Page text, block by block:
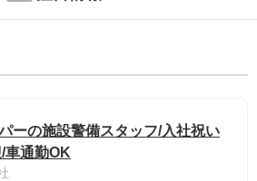
ーの施設警備スタッフ/入社祝い
車通勤OK